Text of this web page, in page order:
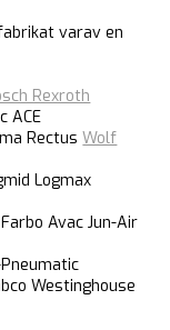
varav en
Rexroth
ACE
RectusWolf
Logmax
Avac Jun-Air
Westinghouse